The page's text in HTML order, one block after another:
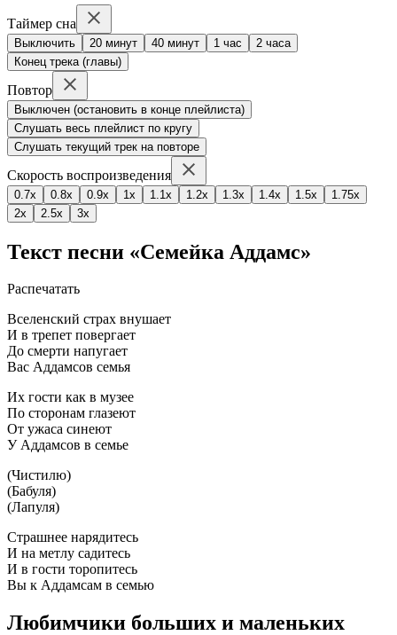
Таймер сна
Выключить 20 минут 40 минут 1 час
2 часа
Конец трека (главы)
Повтор
Выключен (остановить в конце плейлиста)
Слушать весь плейлист по кругу
Слушать текущий трек на повторе
Скорость воспроизведения
0.7x 0.8x 0.9x 1x 1.1x 1.2x 1.3x 1.4x 1.5x
1.75x
2x
2.5x 3x
Текст песни «Семейка Аддамс»
Распечатать
Вселенский страх внушает
И в трепет повергает
До смерти напугает
Вас Аддамсов семья
Их гости как в музее
По сторонам глазеют
От ужаса синеют
У Аддамсов в семье
(Чистилю)
(Бабуля)
(Лапуля)
Страшнее нарядитесь
И на метлу садитесь
И в гости торопитесь
Вы к Аддамсам в семью
Любимчики больших и маленьких